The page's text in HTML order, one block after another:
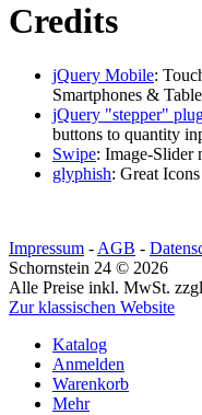
Credits
jQuery Mobile:
Smartphones &
jQuery "stepper"
buttons to quantity
Swipe: Image-Slider
glyphish: Great
Impressum - AGB -
Schornstein 24 © 2026
Alle Preise inkl. MwSt.
Zur klassischen Website
Katalog
Anmelden
Warenkorb
Mehr